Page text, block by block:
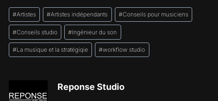
Étiquettes
de
la
publication :
#Artistes #Artistes indépendants #Conseils pour musiciens
#Conseils studio #Ingénieur du son
#La musique et la stratégiqie #workflow studio
Reponse Studio